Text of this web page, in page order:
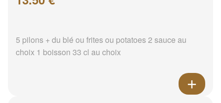
5 pilons + du blé ou frites ou potatoes 2 sauce au
choix 1 boisson 33 cl au choix